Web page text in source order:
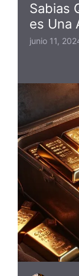
Sabias
es Una
junio 11,